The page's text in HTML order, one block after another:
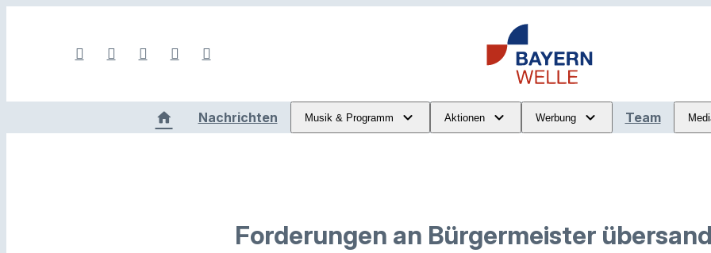
Nachrichten Musik & Programm Aktionen Werbung Team
Forderungen an Bürgermeister